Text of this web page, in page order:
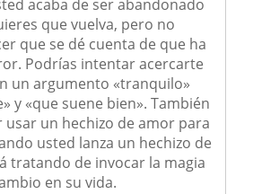
acaba de ser abandonado
que vuelva, pero no
que se dé cuenta de que ha
Podrías intentar acercarte
un argumento «tranquilo»
y «que suene bien». También
un hechizo de amor para
usted lanza un hechizo de
tratando de invocar la magia
en su vida.